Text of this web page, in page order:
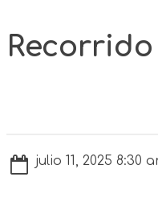
julio 11, 2025 8:30